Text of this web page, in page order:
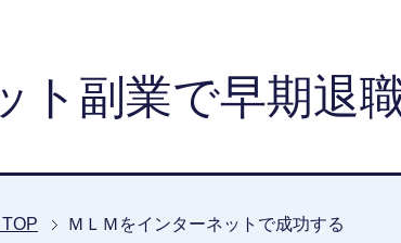
ト副業で早期退
TOP ＭＬＭをインターネットで成功する